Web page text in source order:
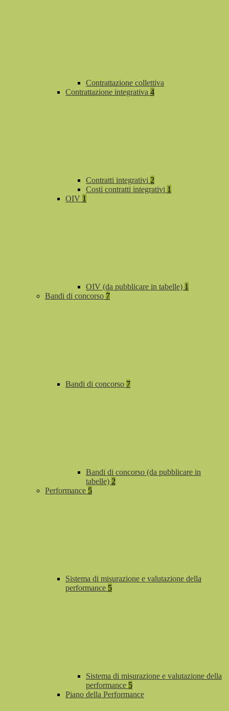
Contrattazione collettiva
Contrattazione integrativa 4
Contratti integrativi 2
Costi contratti integrativi 1
OIV 1
OIV (da pubblicare in tabelle) 1
Bandi di concorso 7
Bandi di concorso 7
Bandi di concorso (da pubblicare in
tabelle) 2
Performance 5
Sistema di misurazione e valutazione della
performance 5
Sistema di misurazione e valutazione della
performance 5
Piano della Performance